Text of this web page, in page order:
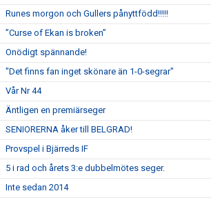
Runes morgon och Gullers pånyttfödd!!!!!
”Curse of Ekan is broken”
Onödigt spännande!
"Det finns fan inget skönare än 1-0-segrar"
Vår Nr 44
Äntligen en premiärseger
SENIORERNA åker till BELGRAD!
Provspel i Bjärreds IF
5 i rad och årets 3:e dubbelmötes seger.
Inte sedan 2014